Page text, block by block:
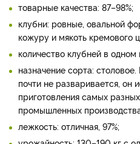
товарные качества: 87–98%;
клубни: ровные, овальной
кожуру и мякоть кремового
количество клубней в одном
назначение сорта:
почти не разваривается, он
приготовления самых
промышленных
лежкость: отличная, 97%;